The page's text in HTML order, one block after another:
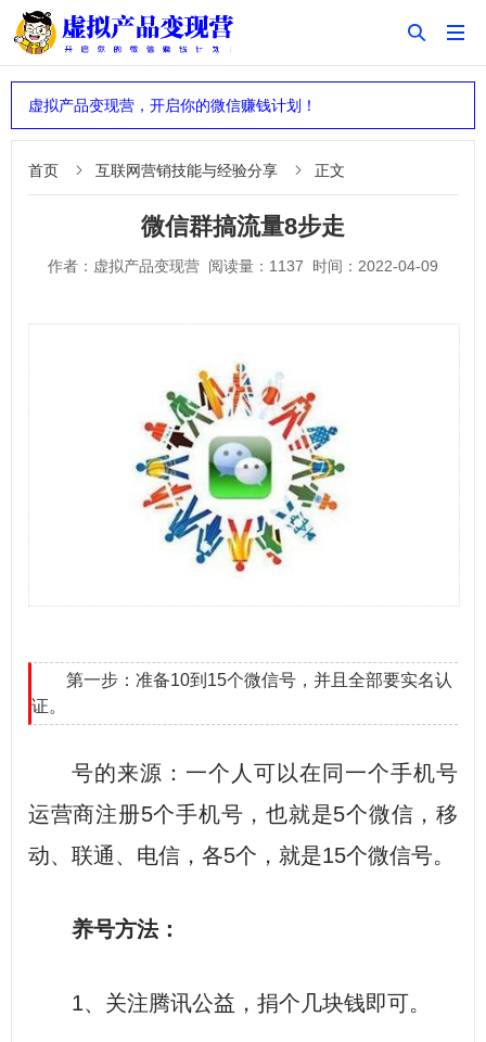


虚拟产品变现营，开启你的微信赚钱计划！
首页  互联网营销技能与经验分享  正文
微信群搞流量8步走
作者：虚拟产品变现营 阅读量：1137 时间：2022-04-09
第一步：准备10到15个微信号，并且全部要实名认
证。
号的来源：一个人可以在同一个手机号
运营商注册5个手机号，也就是5个微信，移
动、联通、电信，各5个，就是15个微信号。
养号方法：
1、关注腾讯公益，捐个几块钱即可。